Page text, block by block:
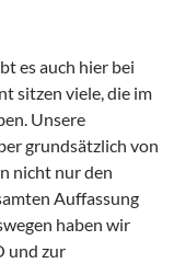
es auch hier bei
sitzen viele, die im
Unsere
grundsätzlich von
nicht nur den
Auffassung
haben wir
und zur